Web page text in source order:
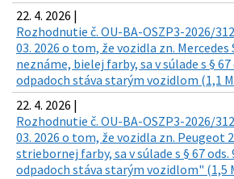
22. 4. 2026 |
Rozhodnutie č. OU-BA-OSZP3-2026/
03. 2026 o tom, že vozidla zn. Mercedes
neznáme, bielej farby, sa v súlade s §
odpadoch stáva starým vozidlom (1,1
22. 4. 2026 |
Rozhodnutie č. OU-BA-OSZP3-2026/
03. 2026 o tom, že vozidla zn. Peugeot
striebornej farby, sa v súlade s § 67 ods.
odpadoch stáva starým vozidlom" (1,5